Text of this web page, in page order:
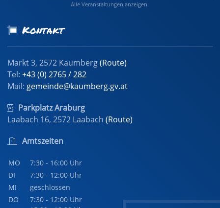
Alle Veranstaltungen anzeigen
Kontakt
Markt 3, 2572 Kaumberg(Route)
Tel: +43 (0) 2765 / 282
Mail: gemeinde@kaumberg.gv.at
Parkplatz Araburg
Laabach 16, 2572 Laabach (Route)
Amtszeiten
MO
7:30 - 16:00 Uhr
DI
7:30 - 12:00 Uhr
MI
geschlossen
DO
7:30 - 12:00 Uhr